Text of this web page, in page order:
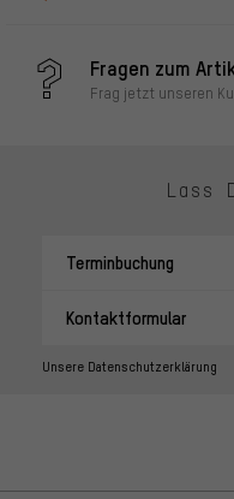
Fragen zum
Frag jetzt unseren
Lass
Terminbuchung
Kontaktformular
Unsere Datenschutzerklärung